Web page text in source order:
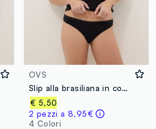
OVS
Slip alla brasiliana in cotone elasticizzato nero regular fit
€ 5,50
2 pezzi a 8,95€
4 Colori